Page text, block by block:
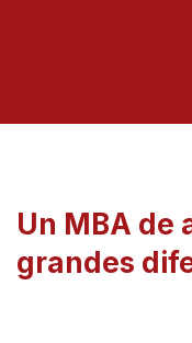
Un MBA de
grandes